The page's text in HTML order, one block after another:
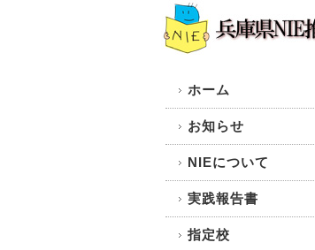
ホーム
お知らせ
NIEについて
実践報告書
指定校